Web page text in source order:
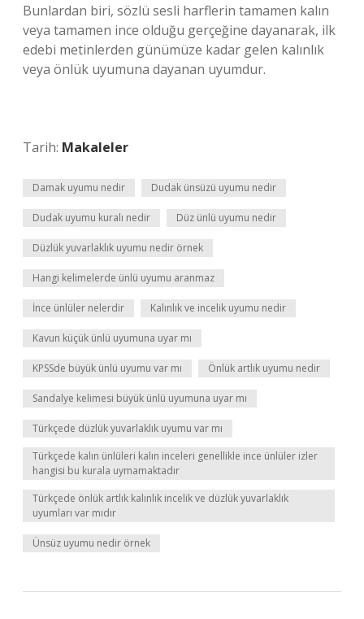
Bunlardan biri, sözlü sesli harflerin tamamen kalın
veya tamamen ince olduğu gerçeğine dayanarak, ilk
edebi metinlerden günümüze kadar gelen kalınlık
veya önlük uyumuna dayanan uyumdur.
Tarih: Makaleler
Damak uyumu nedir Dudak ünsüzü uyumu nedir
Dudak uyumu kuralı nedir Düz ünlü uyumu nedir
Düzlük yuvarlaklık uyumu nedir örnek
Hangi kelimelerde ünlü uyumu aranmaz
İnce ünlüler nelerdir Kalınlık ve incelik uyumu nedir
Kavun küçük ünlü uyumuna uyar mı
KPSSde büyük ünlü uyumu var mı Önlük artlık uyumu nedir
Sandalye kelimesi büyük ünlü uyumuna uyar mı
Türkçede düzlük yuvarlaklık uyumu var mı
Türkçede kalın ünlüleri kalın inceleri genellikle ince ünlüler izler
hangisi bu kurala uymamaktadır
Türkçede önlük artlık kalınlık incelik ve düzlük yuvarlaklık
uyumları var mıdır
Ünsüz uyumu nedir örnek